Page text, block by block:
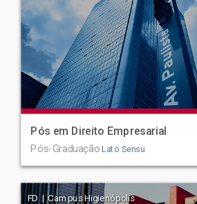
Pós em Direito Empresarial
Pós-Graduação Lato Sensu
FD | Campus Higienópolis